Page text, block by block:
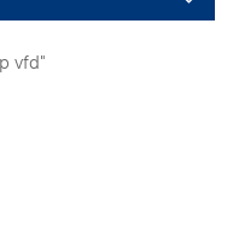
vfd"